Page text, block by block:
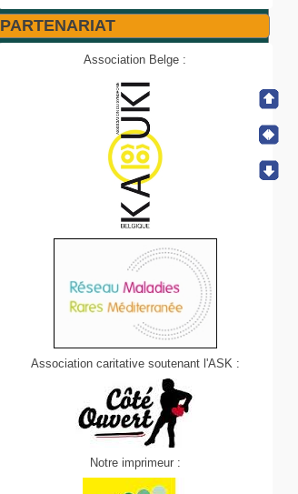
PARTENARIAT
Association Belge :
Association caritative soutenant l'ASK :
Notre imprimeur :